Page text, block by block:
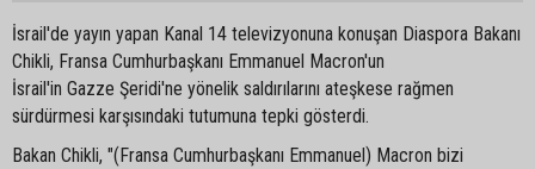
İsrail'de yayın yapan Kanal 14 televizyonuna konuşan Diaspora Bakanı
Chikli, Fransa Cumhurbaşkanı Emmanuel Macron'un
İsrail'in Gazze Şeridi'ne yönelik saldırılarını ateşkese rağmen
sürdürmesi karşısındaki tutumuna tepki gösterdi.
Bakan Chikli, "(Fransa Cumhurbaşkanı Emmanuel) Macron bizi